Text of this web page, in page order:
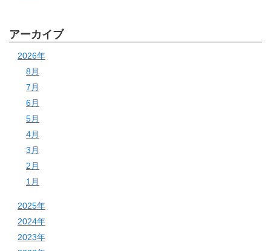
アーカイブ
2026年
8月
7月
6月
5月
4月
3月
2月
1月
2025年
2024年
2023年